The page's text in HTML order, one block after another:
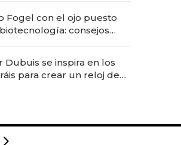
Fogel con el ojo puesto
consejos
la IA
Dubuis se inspira en los
para crear un reloj de